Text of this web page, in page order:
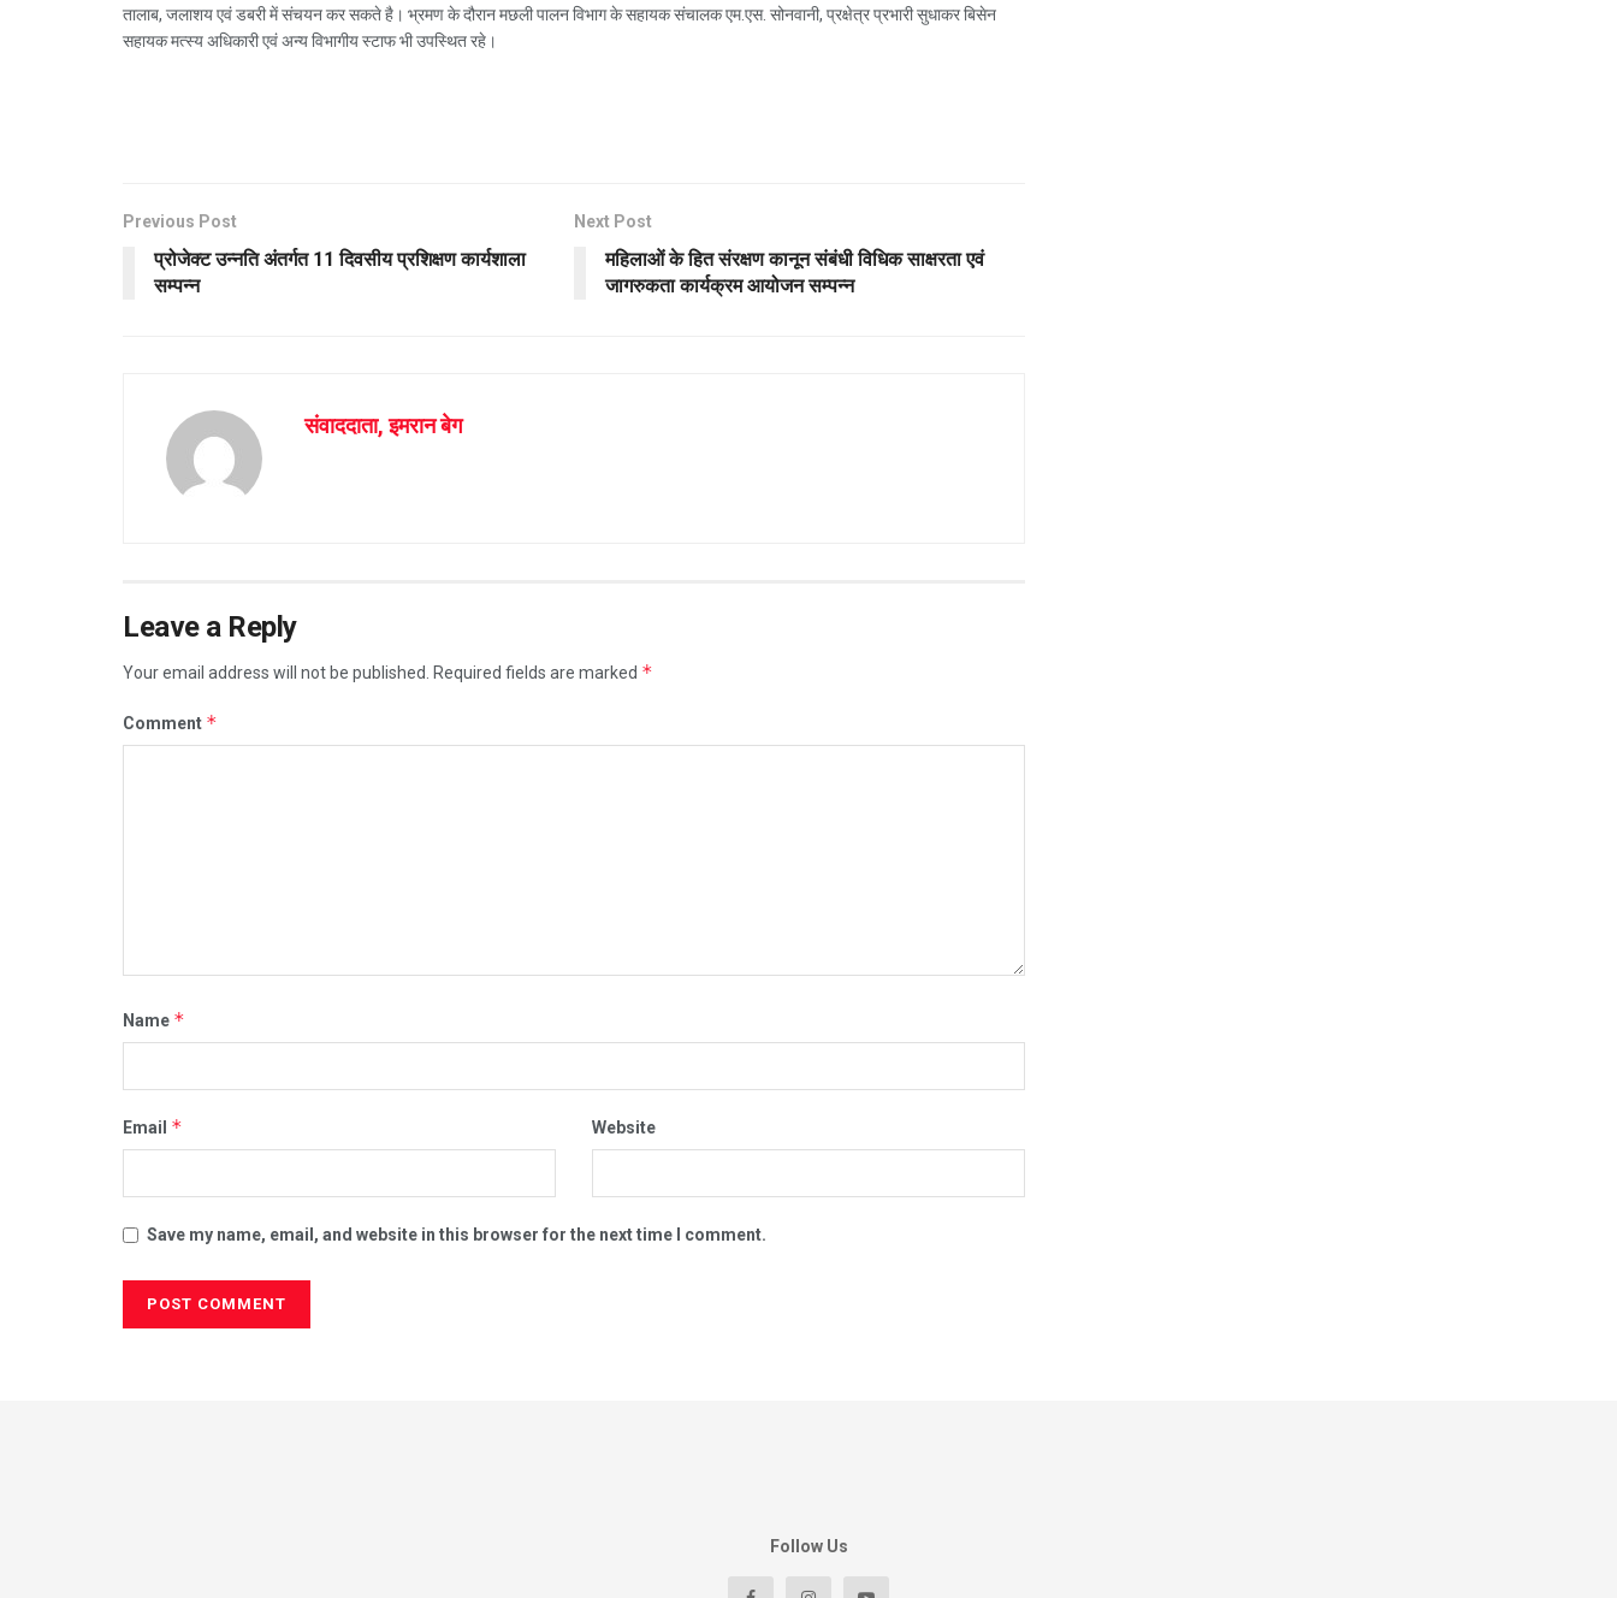
तालाब, जलाशय एवं डबरी में संचयन कर सकते है। भ्रमण के दौरान मछली पालन विभाग के सहायक संचालक एम.एस. सोनवानी, प्रक्षेत्र प्रभारी सुधाकर बिसेन
सहायक मत्स्य अधिकारी एवं अन्य विभागीय स्टाफ भी उपस्थित रहे।
Previous Post
प्रोजेक्ट उन्नति अंतर्गत 11 दिवसीय प्रशिक्षण कार्यशाला
सम्पन्न
Next Post
महिलाओं के हित संरक्षण कानून संबंधी विधिक साक्षरता एवं
जागरुकता कार्यक्रम आयोजन सम्पन्न
संवाददाता, इमरान बेग
Leave a Reply
Your email address will not be published. Required fields are marked *
Comment *
Name *
Email * Website
Save my name, email, and website in this browser for the next time I comment.
Follow Us